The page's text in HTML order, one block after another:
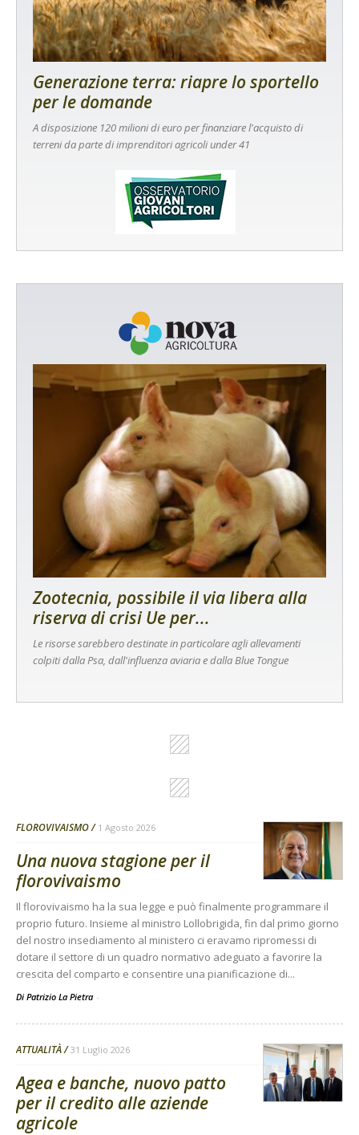
Generazione terra: riapre lo sportello
per le domande
A disposizione 120 milioni di euro per finanziare l'acquisto di
terreni da parte di imprenditori agricoli under 41
Zootecnia, possibile il via libera alla
riserva di crisi Ue per...
Le risorse sarebbero destinate in particolare agli allevamenti
colpiti dalla Psa, dall'influenza aviaria e dalla Blue Tongue
FLOROVIVAISMO 1 Agosto 2026
Una nuova stagione per il
florovivaismo
Il florovivaismo ha la sua legge e può finalmente programmare il
proprio futuro. Insieme al ministro Lollobrigida, fin dal primo giorno
del nostro insediamento al ministero ci eravamo ripromessi di
dotare il settore di un quadro normativo adeguato a favorire la
crescita del comparto e consentire una pianificazione di...
Di Patrizio La Pietra -
ATTUALITÀ 31 Luglio 2026
Agea e banche, nuovo patto
per il credito alle aziende
agricole